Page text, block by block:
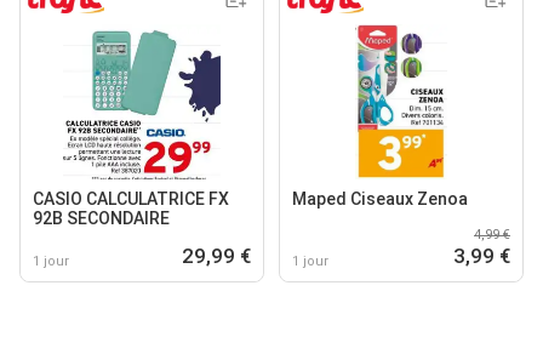
CASIO CALCULATRICE FX
92B SECONDAIRE
1 jour 29,99 €
Maped Ciseaux Zenoa
1 jour
4,99 €
3,99 €